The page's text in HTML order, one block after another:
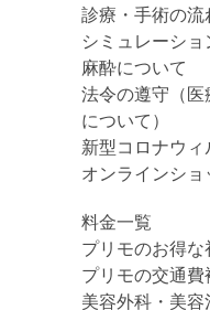
診療・手術の流
シミュレーショ
麻酔について
法令の遵守（
について）
新型コロナウィ
オンラインショ
料金一覧
プリモのお得な
プリモの交通費
美容外科・美